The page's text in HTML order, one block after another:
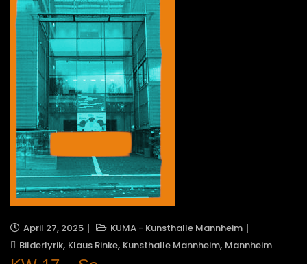
April 27, 2025
KUMA - Kunsthalle Mannheim
Bilderlyrik, Klaus Rinke, Kunsthalle Mannheim, Mannheim